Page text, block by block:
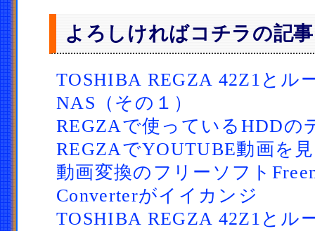
よろしければコチラの記
TOSHIBA REGZA 42Z1とル
NAS（その１）
REGZAで使っているHDDの
REGZAでYOUTUBE動画を
動画変換のフリーソフト
Converterがイイカンジ
TOSHIBA REGZA 42Z1とル